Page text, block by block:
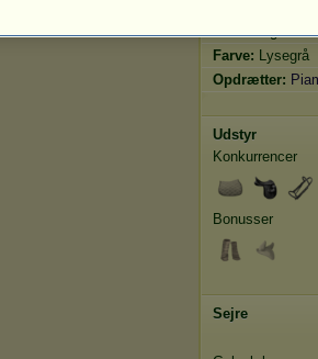
Køn:Hingst
Farve: Lysegrå
Opdrætter:
Udstyr
Konkurrencer
Bonusser
Sejre